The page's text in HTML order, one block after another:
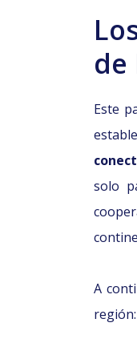
de
Este
solo
A
región: